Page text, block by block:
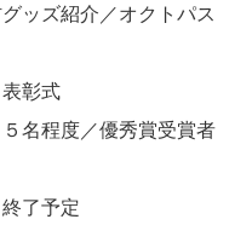
介／オクトパス
式
／優秀賞受賞者
予定